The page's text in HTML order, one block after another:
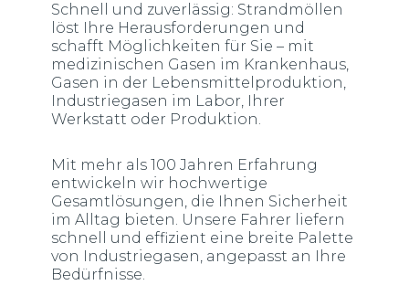
Schnell und zuverlässig: Strandmöllen
löst Ihre Herausforderungen und
schafft Möglichkeiten für Sie – mit
medizinischen Gasen im Krankenhaus,
Gasen in der Lebensmittelproduktion,
Industriegasen im Labor, Ihrer
Werkstatt oder Produktion.
Mit mehr als 100 Jahren Erfahrung
entwickeln wir hochwertige
Gesamtlösungen, die Ihnen Sicherheit
im Alltag bieten. Unsere Fahrer liefern
schnell und effizient eine breite Palette
von Industriegasen, angepasst an Ihre
Bedürfnisse.